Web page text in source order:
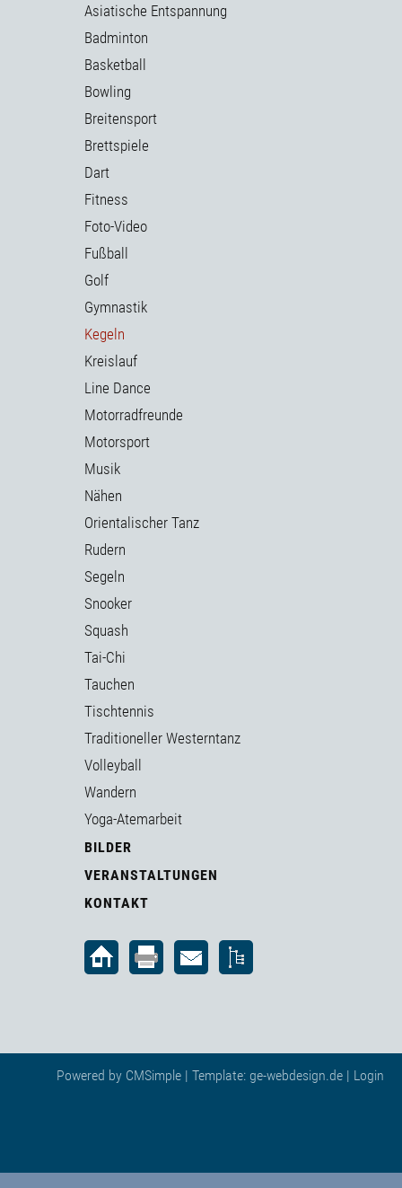
Asiatische Entspannung
Badminton
Basketball
Bowling
Breitensport
Brettspiele
Dart
Fitness
Foto-Video
Fußball
Golf
Gymnastik
Kegeln
Kreislauf
Line Dance
Motorradfreunde
Motorsport
Musik
Nähen
Orientalischer Tanz
Rudern
Segeln
Snooker
Squash
Tai-Chi
Tauchen
Tischtennis
Traditioneller Westerntanz
Volleyball
Wandern
Yoga-Atemarbeit
BILDER
VERANSTALTUNGEN
KONTAKT
Powered by CMSimple | Template: ge-webdesign.de | Login